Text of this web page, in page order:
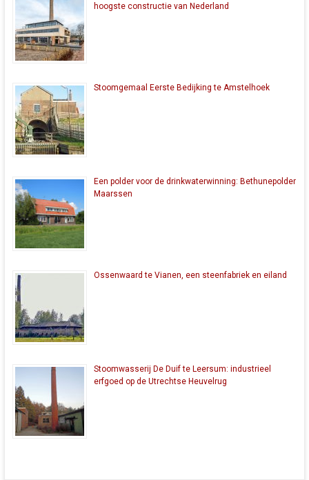
hoogste constructie van Nederland
Stoomgemaal Eerste Bedijking te Amstelhoek
Een polder voor de drinkwaterwinning: Bethunepolder
Maarssen
Ossenwaard te Vianen, een steenfabriek en eiland
Stoomwasserij De Duif te Leersum: industrieel
erfgoed op de Utrechtse Heuvelrug